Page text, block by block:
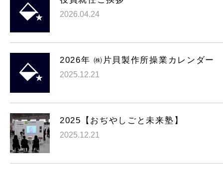
2026.04.24
2026年 ㈱片貝製作所操業カレンダー
2025.12.21
2025【おぢやしごと未来塾】
2025.12.21